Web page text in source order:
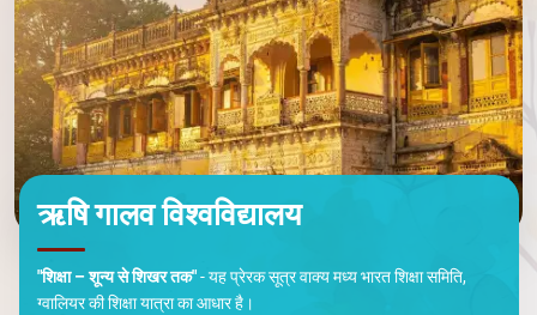
ऋषि गालव विश्वविद्यालय
"शिक्षा – शून्य से शिखर तक"- यह प्रेरक सूत्र वाक्य मध्य भारत शिक्षा समिति,
ग्वालियर की शिक्षा यात्रा का आधार है।